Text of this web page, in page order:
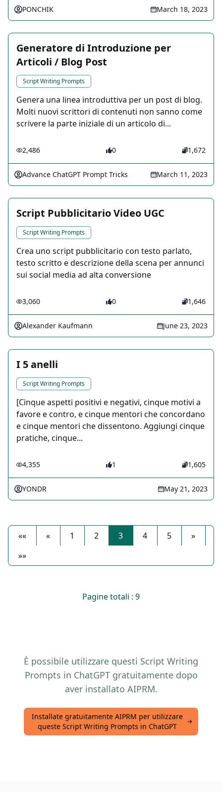
PONCHIK March 18, 2023
Generatore di Introduzione per
Articoli / Blog Post
Script Writing Prompts
Genera una linea introduttiva per un post di blog.
Molti nuovi scrittori di contenuti non sanno come
scrivere la parte iniziale di un articolo di...
2,486 0 1,672
Advance ChatGPT Prompt Tricks March 11, 2023
Script Pubblicitario Video UGC
Script Writing Prompts
Crea uno script pubblicitario con testo parlato,
testo scritto e descrizione della scena per annunci
sui social media ad alta conversione
3,060 0 1,646
Alexander Kaufmann June 23, 2023
I 5 anelli
Script Writing Prompts
[Cinque aspetti positivi e negativi, cinque motivi a
favore e contro, e cinque mentori che concordano
e cinque mentori che dissentono. Aggiungi cinque
pratiche, cinque...
4,355 1 1,605
YONDR May 21, 2023
«« « 1 2 3 4 5
»
»»
Pagine totali : 9
È possibile utilizzare questi Script Writing
Prompts in ChatGPT gratuitamente dopo
aver installato AIPRM.
Installate gratuitamente AIPRM per utilizzare
queste Script Writing Prompts in ChatGPT